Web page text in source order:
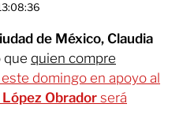
de México, Claudia
que quien compre
domingo en apoyo al
Obrador será